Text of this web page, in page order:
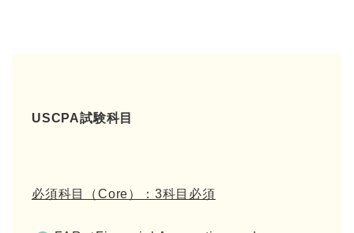
USCPA試験科目
必須科目（Core）：3科目必須